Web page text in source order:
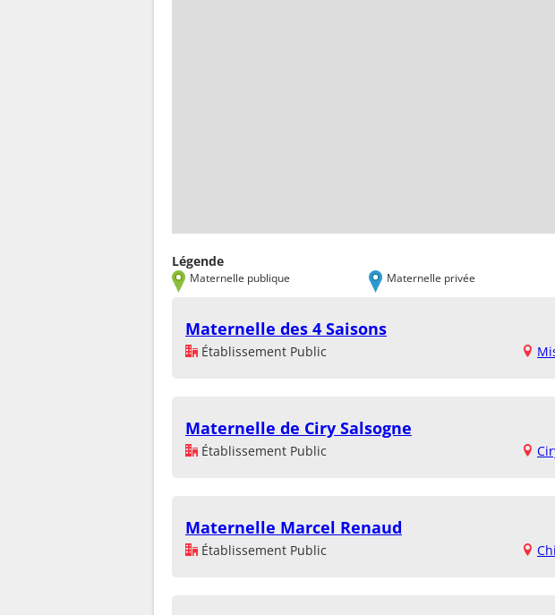
Légende
Maternelle publique Maternelle privée
Maternelle des 4 Saisons
Établissement Public
Maternelle de Ciry Salsogne
Établissement Public
Maternelle Marcel Renaud
Établissement Public